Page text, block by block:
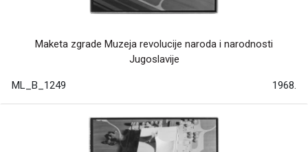
Maketa zgrade Muzeja revolucije naroda i narodnosti
Jugoslavije
ML_B_1249 1968.